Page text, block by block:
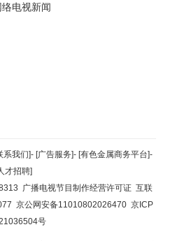
电视新闻
回顶部
回首页
系我们]- [广告服务]- [有色金属商务平台]-
才招聘]
广播电视节目制作经营许可证 互联
京公网安备11010802026470 京ICP
号